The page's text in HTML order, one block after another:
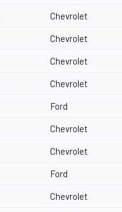
Chevrolet
Chevrolet
Chevrolet
Chevrolet
Ford
Chevrolet
Chevrolet
Ford
Chevrolet